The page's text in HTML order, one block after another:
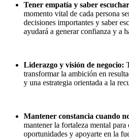
Tener empatía y saber
momento vital de cada persona
decisiones importantes y saber
ayudará a generar confianza y a
Liderazgo y visión de negocio:
transformar la ambición en
y una estrategia orientada a la
Mantener constancia cuando
mantener la fortaleza mental
oportunidades y apoyarte en la